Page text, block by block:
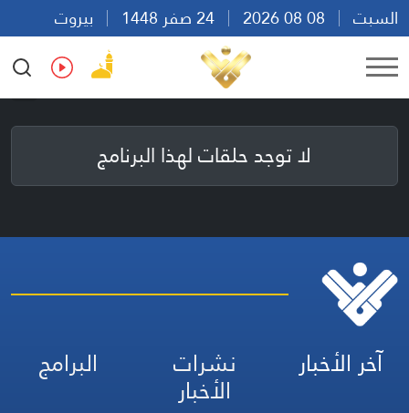
السبت
بيروت
12:27
Ar En Fr Es
لا توجد حلقات لهذا البرنامج
آخر الأخبار نشرات
الأخبار
البرامج